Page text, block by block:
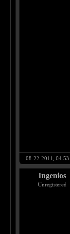
08-22-2011, 04:53
Ingenios
Unregistered